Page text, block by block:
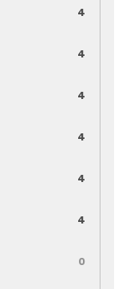
4
4
4
4
4
4
0